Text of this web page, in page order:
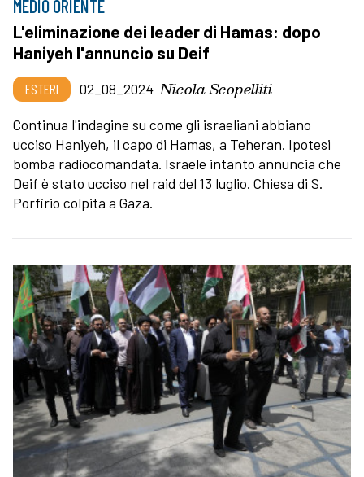
MEDIO ORIENTE
L'eliminazione dei leader di Hamas: dopo
Haniyeh l'annuncio su Deif
ESTERI 02_08_2024 Nicola Scopelliti
Continua l'indagine su come gli israeliani abbiano
ucciso Haniyeh, il capo di Hamas, a Teheran. Ipotesi
bomba radiocomandata. Israele intanto annuncia che
Deif è stato ucciso nel raid del 13 luglio. Chiesa di S.
Porfirio colpita a Gaza.